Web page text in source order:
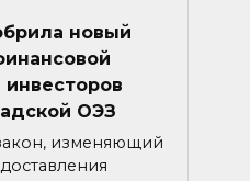
новый
ОЭЗ
изменяющий